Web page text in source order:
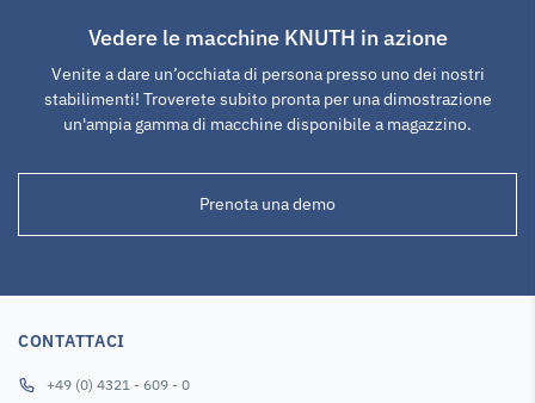
Vedere le macchine KNUTH in azione
Venite a dare un’occhiata di persona presso uno dei nostri
stabilimenti! Troverete subito pronta per una dimostrazione
un'ampia gamma di macchine disponibile a magazzino.
Prenota una demo
CONTATTACI
+49 (0) 4321 - 609 - 0